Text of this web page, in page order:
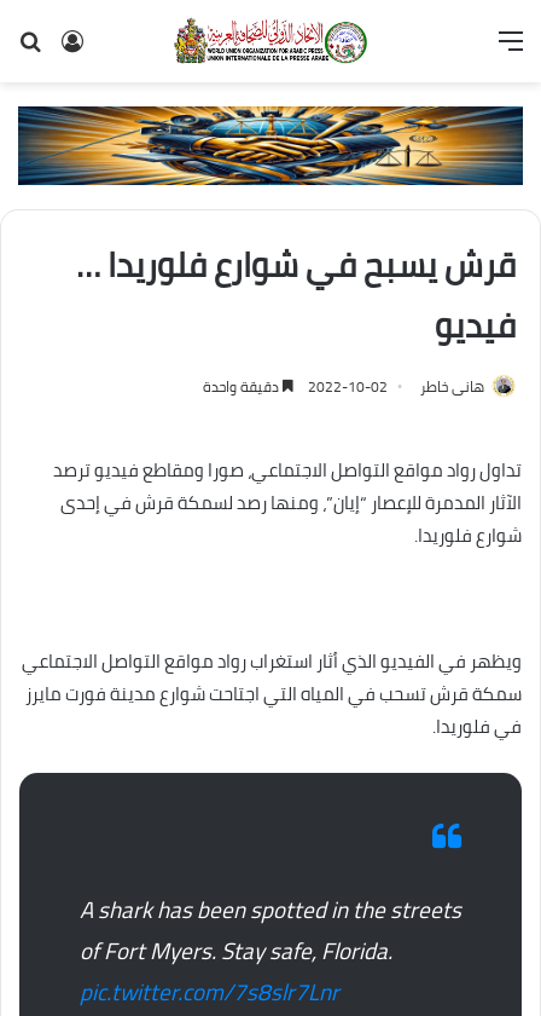
تسجيل
القائمة
قرش يسبح في شوارع فلوريدا …
فيديو
هانى خاطر 2022-10-02 دقيقة واحدة
تداول رواد مواقع التواصل الاجتماعي، صورا ومقاطع فيديو ترصد
الآثار المدمرة للإعصار “إيان”، ومنها رصد لسمكة قرش في إحدى
شوارع فلوريدا.
ويظهر في الفيديو الذي أثار استغراب رواد مواقع التواصل الاجتماعي
سمكة قرش تسحب في المياه التي اجتاحت شوارع مدينة فورت مايرز
في فلوريدا.
A shark has been spotted in the streets
of Fort Myers. Stay safe, Florida.
pic.twitter.com/7s8slr7Lnr